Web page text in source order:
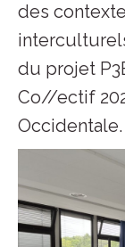
des
du projet
Co//ectif
Occidentale.